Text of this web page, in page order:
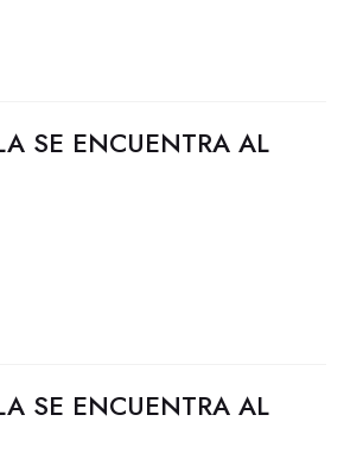
SE ENCUENTRA AL
SE ENCUENTRA AL